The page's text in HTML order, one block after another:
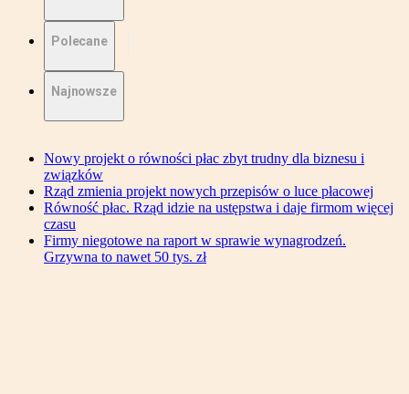
Polecane
Najnowsze
Nowy projekt o równości płac zbyt trudny dla biznesu i
związków
Rząd zmienia projekt nowych przepisów o luce płacowej
Równość płac. Rząd idzie na ustępstwa i daje firmom więcej
czasu
Firmy niegotowe na raport w sprawie wynagrodzeń.
Grzywna to nawet 50 tys. zł